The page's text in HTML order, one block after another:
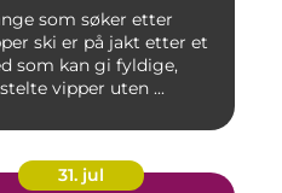
som søker etter
ski er på jakt etter et
som kan gi fyldige,
vipper uten ...
31. jul